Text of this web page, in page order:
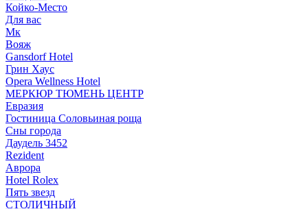
Койко-Место
Для вас
Мк
Вояж
Gansdorf Hotel
Грин Хаус
Opera Wellness Hotel
МЕРКЮР ТЮМЕНЬ ЦЕНТР
Евразия
Гостиница Соловьиная роща
Сны города
Даудель 3452
Rezident
Аврора
Hotel Rolex
Пять звезд
СТОЛИЧНЫЙ